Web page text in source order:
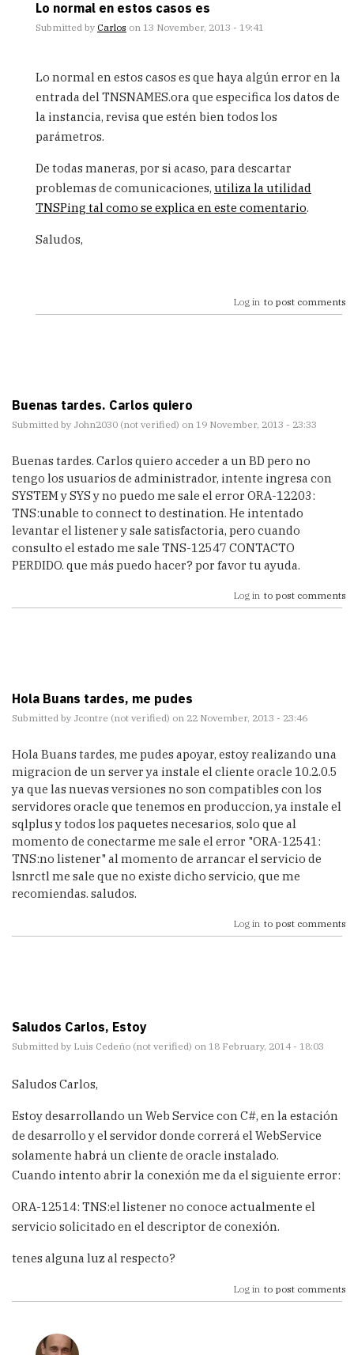
Lo normal en estos casos es
Submitted by Carlos on 13 November, 2013 - 19:41
reply
carlos
buenas
tardes
by
JEAK
(not
verified)
Lo normal en estos casos es que haya algún error en la
entrada del TNSNAMES.ora que especifica los datos de
la instancia, revisa que estén bien todos los
parámetros.
De todas maneras, por si acaso, para descartar
problemas de comunicaciones, utiliza la utilidad
TNSPing tal como se explica en este comentario.
Saludos,
Log in to post comments
Buenas tardes. Carlos quiero
Submitted by John2030 (not verified) on 19 November, 2013 - 23:33
Buenas tardes. Carlos quiero acceder a un BD pero no
tengo los usuarios de administrador, intente ingresa con
SYSTEM y SYS y no puedo me sale el error ORA-12203:
TNS:unable to connect to destination. He intentado
levantar el listener y sale satisfactoria, pero cuando
consulto el estado me sale TNS-12547 CONTACTO
PERDIDO. que más puedo hacer? por favor tu ayuda.
Log in to post comments
Hola Buans tardes, me pudes
Submitted by Jcontre (not verified) on 22 November, 2013 - 23:46
Hola Buans tardes, me pudes apoyar, estoy realizando una
migracion de un server ya instale el cliente oracle 10.2.0.5
ya que las nuevas versiones no son compatibles con los
servidores oracle que tenemos en produccion, ya instale el
sqlplus y todos los paquetes necesarios, solo que al
momento de conectarme me sale el error "ORA-12541:
TNS:no listener" al momento de arrancar el servicio de
lsnrctl me sale que no existe dicho servicio, que me
recomiendas. saludos.
Log in to post comments
Saludos Carlos, Estoy
Submitted by Luis Cedeño (not verified) on 18 February, 2014 - 18:03
Saludos Carlos,
Estoy desarrollando un Web Service con C#, en la estación
de desarrollo y el servidor donde correrá el WebService
solamente habrá un cliente de oracle instalado.
Cuando intento abrir la conexión me da el siguiente error:
ORA-12514: TNS:el listener no conoce actualmente el
servicio solicitado en el descriptor de conexión.
tenes alguna luz al respecto?
Log in to post comments